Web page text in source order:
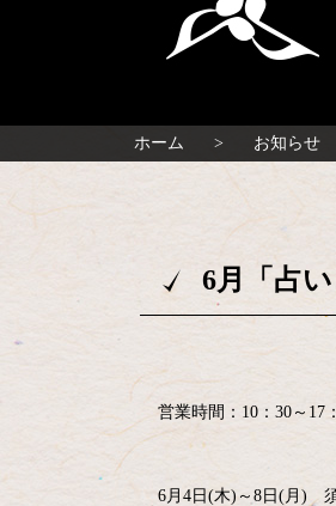
ホーム お知らせ
6月「占
営業時間：10：30～
6月4日(木)～8日(月)